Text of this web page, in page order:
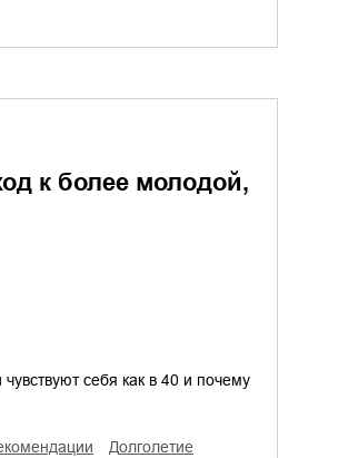
к более молодой,
себя как в 40 и почему
долголетие